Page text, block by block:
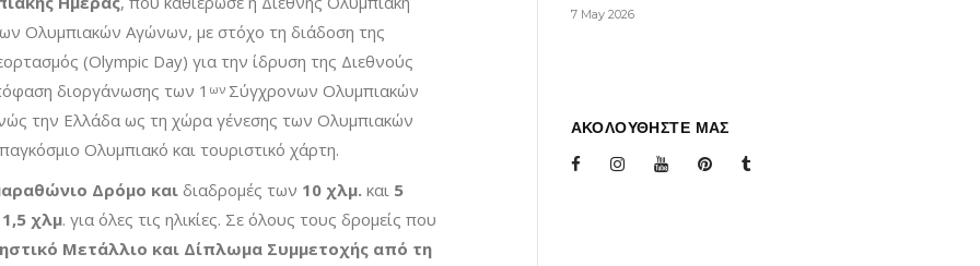
Ολυμπιακών Αγώνων, με στόχο τη διάδοση της
(Olympic Day) για την ίδρυση της Διεθνούς
διοργάνωσης των 1 ων Σύγχρονων Ολυμπιακών
την Ελλάδα ως τη χώρα γένεσης των Ολυμπιακών
Ολυμπιακό και τουριστικό χάρτη.
Δρόμο καιδιαδρομές των 10 χλμ. και 5
1,5 χλμ. για όλες τις ηλικίες. Σε όλους τους δρομείς που
Μετάλλιο και Δίπλωμα Συμμετοχής από τη
7 May 2026
ΑΚΟΛΟΥΘΗΣΤΕ ΜΑΣ